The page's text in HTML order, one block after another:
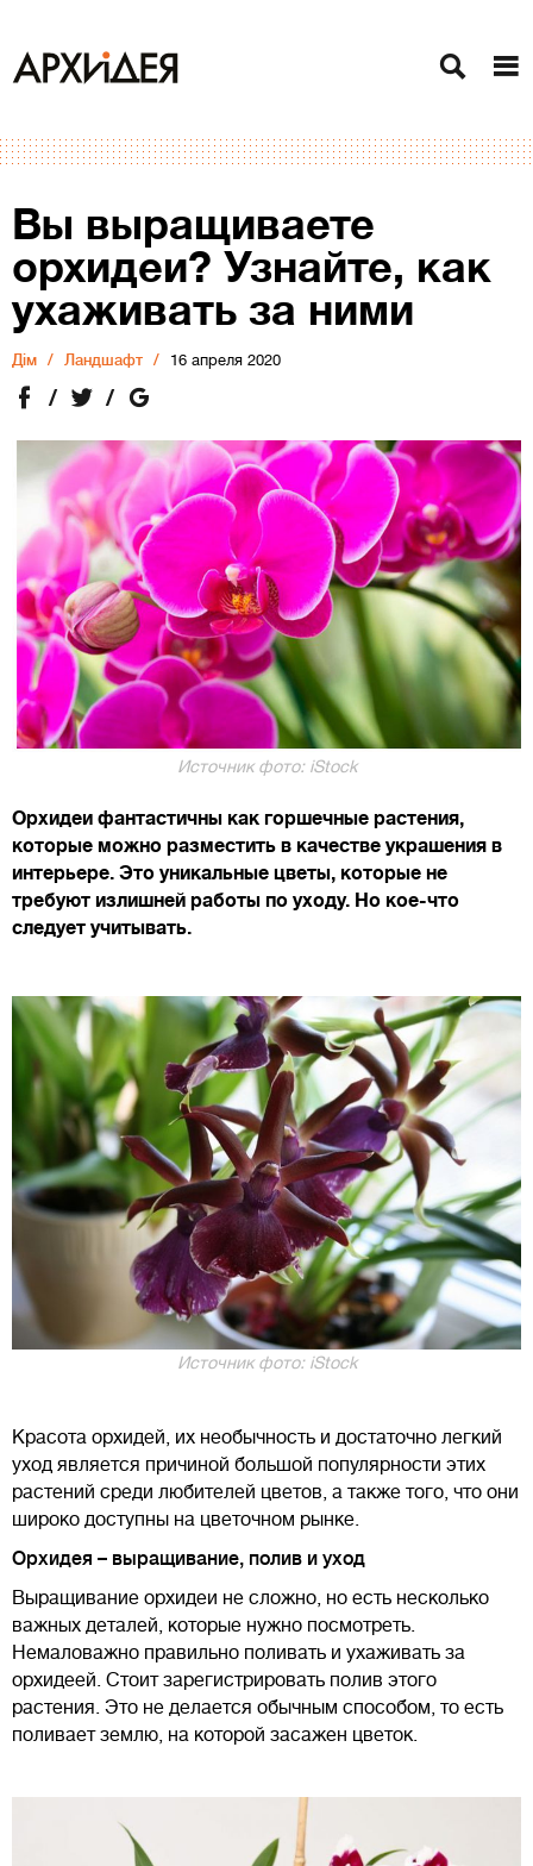
Вы выращиваете
орхидеи? Узнайте, как
ухаживать за ними
Дiм Ландшафт 16 апреля 2020
Источник фото: iStock
Орхидеи фантастичны как горшечные растения,
которые можно разместить в качестве украшения в
интерьере. Это уникальные цветы, которые не
требуют излишней работы по уходу. Но кое-что
следует учитывать.
Источник фото: iStock
Красота орхидей, их необычность и достаточно легкий
уход является причиной большой популярности этих
растений среди любителей цветов, а также того, что они
широко доступны на цветочном рынке.
Орхидея – выращивание, полив и уход
Выращивание орхидеи не сложно, но есть несколько
важных деталей, которые нужно посмотреть.
Немаловажно правильно поливать и ухаживать за
орхидеей. Стоит зарегистрировать полив этого
растения. Это не делается обычным способом, то есть
поливает землю, на которой засажен цветок.